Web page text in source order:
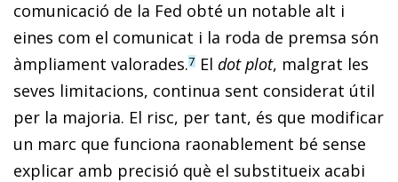
comunicació de la Fed obté un notable alt i
eines com el comunicat i la roda de premsa són
àmpliament valorades.7 El dot plot, malgrat les
seves limitacions, continua sent considerat útil
per la majoria. El risc, per tant, és que modificar
un marc que funciona raonablement bé sense
explicar amb precisió què el substitueix acabi